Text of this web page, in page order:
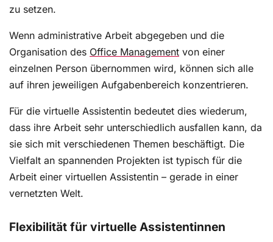
zu setzen.
Wenn administrative Arbeit abgegeben und die
Organisation des Office Management von einer
einzelnen Person übernommen wird, können sich alle
auf ihren jeweiligen Aufgabenbereich konzentrieren.
Für die virtuelle Assistentin bedeutet dies wiederum,
dass ihre Arbeit sehr unterschiedlich ausfallen kann, da
sie sich mit verschiedenen Themen beschäftigt. Die
Vielfalt an spannenden Projekten ist typisch für die
Arbeit einer virtuellen Assistentin – gerade in einer
vernetzten Welt.
Flexibilität für virtuelle Assistentinnen